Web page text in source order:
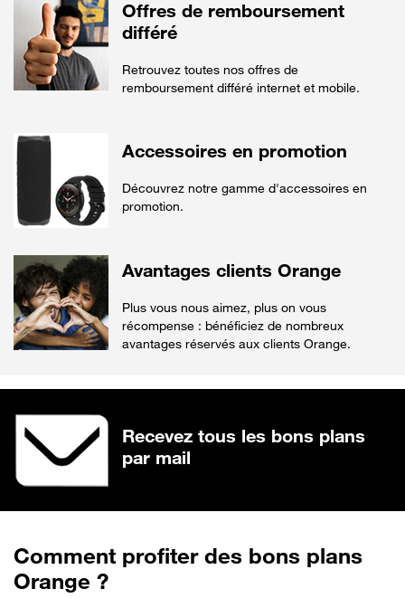
Offres de remboursement
différé
Retrouvez toutes nos offres de
remboursement différé internet et mobile.
Accessoires en promotion
Découvrez notre gamme d'accessoires en
promotion.
Avantages clients Orange
Plus vous nous aimez, plus on vous
récompense : bénéficiez de nombreux
avantages réservés aux clients Orange.
Recevez tous les bons plans
par mail
Comment profiter des bons plans
Orange ?